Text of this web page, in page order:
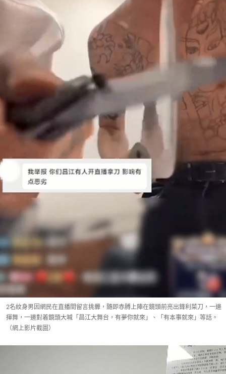
2名紋身男因網民在直播間留言挑釁，隨即赤膊上陣在鏡頭前亮出鋒利菜刀，一邊
揮舞，一邊對着鏡頭大喊「昌江大舞台，有夢你就來」、「有本事就來」等話。
（網上影片截圖）